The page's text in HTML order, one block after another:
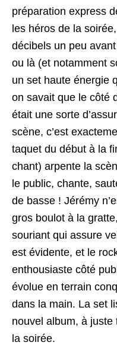
préparation express
les héros de la
décibels un peu
ou là (et notamment
un set haute énergie
on savait que le côté
était une sorte
scène, c’est
taquet du début à la
chant) arpente la
le public, chante,
de basse ! Jérémy
gros boulot à la
souriant qui assure
est évidente, et le
enthousiaste côté
évolue en terrain
dans la main. La set
nouvel album, à
la soirée.